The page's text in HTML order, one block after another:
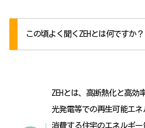
この頃よく聞くZEHとは何ですか？
ZEHとは、高断熱化と高効
光発電等での再生可能エ
消費する住宅のエネルギ